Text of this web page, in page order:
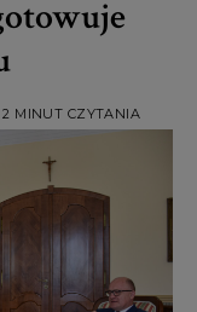
2 MINUT CZYTANIA